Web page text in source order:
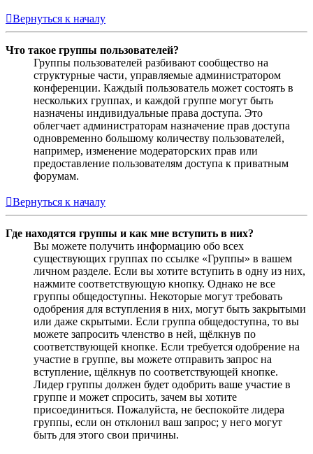
Вернуться к началу
Что такое группы пользователей?
Группы пользователей разбивают сообщество на
структурные части, управляемые администратором
конференции. Каждый пользователь может состоять в
нескольких группах, и каждой группе могут быть
назначены индивидуальные права доступа. Это
облегчает администраторам назначение прав доступа
одновременно большому количеству пользователей,
например, изменение модераторских прав или
предоставление пользователям доступа к приватным
форумам.
Вернуться к началу
Где находятся группы и как мне вступить в них?
Вы можете получить информацию обо всех
существующих группах по ссылке «Группы» в вашем
личном разделе. Если вы хотите вступить в одну из них,
нажмите соответствующую кнопку. Однако не все
группы общедоступны. Некоторые могут требовать
одобрения для вступления в них, могут быть закрытыми
или даже скрытыми. Если группа общедоступна, то вы
можете запросить членство в ней, щёлкнув по
соответствующей кнопке. Если требуется одобрение на
участие в группе, вы можете отправить запрос на
вступление, щёлкнув по соответствующей кнопке.
Лидер группы должен будет одобрить ваше участие в
группе и может спросить, зачем вы хотите
присоединиться. Пожалуйста, не беспокойте лидера
группы, если он отклонил ваш запрос; у него могут
быть для этого свои причины.